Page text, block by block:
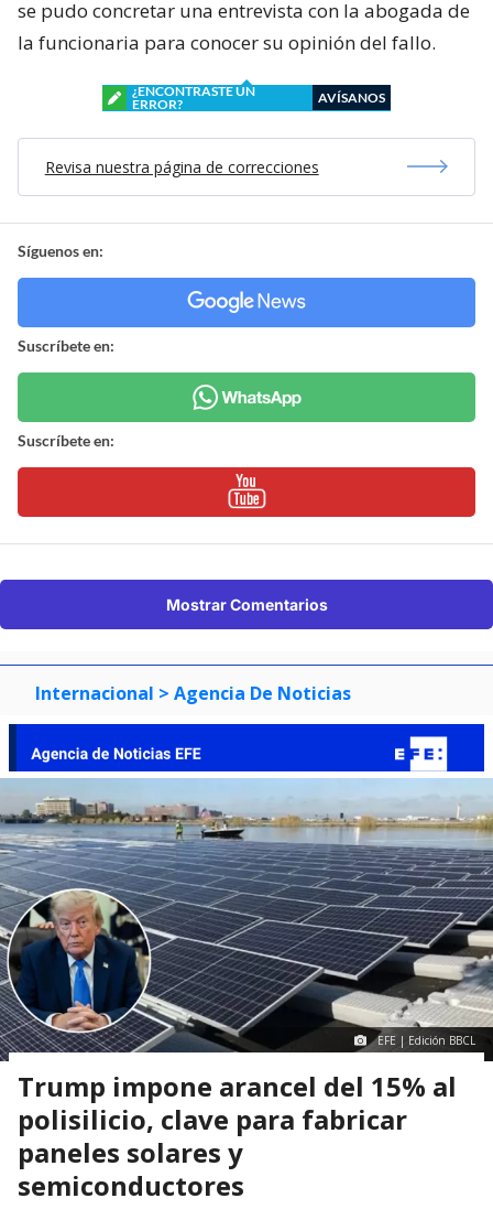
se pudo concretar una entrevista con la abogada de
la funcionaria para conocer su opinión del fallo.
¿ENCONTRASTE UN
ERROR?
AVÍSANOS
Revisa nuestra página de correcciones
Síguenos en:
Suscríbete en:
Suscríbete en:
Mostrar Comentarios
Internacional > Agencia De Noticias
EFE | Edición BBCL
Trump impone arancel del 15% al
polisilicio, clave para fabricar
paneles solares y
semiconductores